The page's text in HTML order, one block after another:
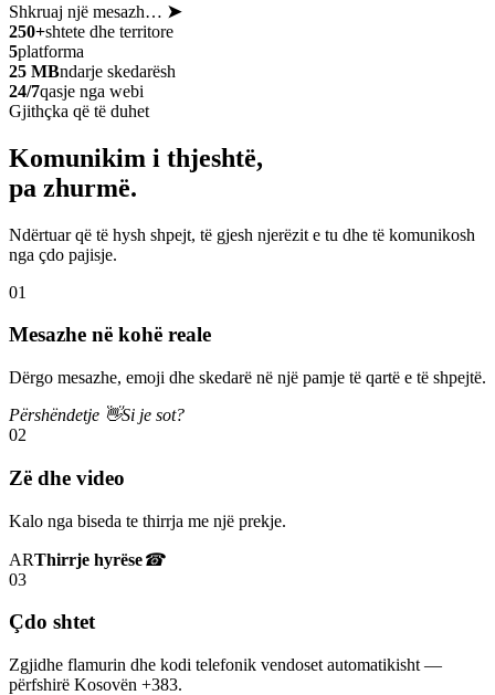
Shkruaj një mesazh… ➤
250+shtete dhe territore
5platforma
25 MBndarje skedarësh
24/7qasje nga webi
Gjithçka që të duhet
Komunikim i thjeshtë,
pa zhurmë.
Ndërtuar që të hysh shpejt, të gjesh njerëzit e tu dhe të komunikosh
nga çdo pajisje.
01
Mesazhe në kohë reale
Dërgo mesazhe, emoji dhe skedarë në një pamje të qartë e të shpejtë.
Përshëndetje 👋Si je sot?
02
Zë dhe video
Kalo nga biseda te thirrja me një prekje.
ARThirrje hyrëse☎
03
Çdo shtet
Zgjidhe flamurin dhe kodi telefonik vendoset automatikisht —
përfshirë Kosovën +383.